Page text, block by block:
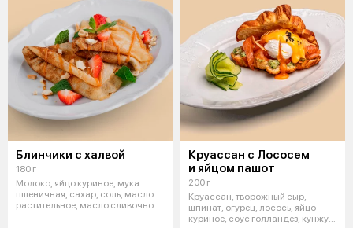
Блинчики с халвой
180 г
Молоко, яйцо куриное, мука
пшеничная, сахар, соль, масло
растительное, масло сливочное,
Круассан с Лососем
и яйцом пашот
200 г
Круассан, творожный сыр,
шпинат, огурец, лосось, яйцо
куриное, соус голландез, кунжут,